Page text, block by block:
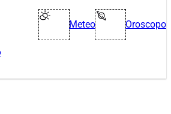
Meteo Oroscopo